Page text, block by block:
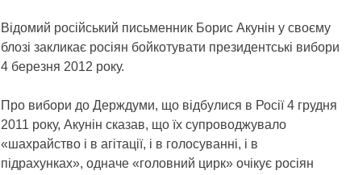
Відомий російський письменник Борис Акунін у своєму
блозі закликає росіян бойкотувати президентські вибори
4 березня 2012 року.
Про вибори до Держдуми, що відбулися в Росії 4 грудня
2011 року, Акунін сказав, що їх супроводжувало
«шахрайство і в агітації, і в голосуванні, і в
підрахунках», одначе «головний цирк» очікує росіян